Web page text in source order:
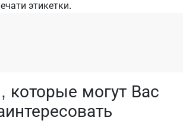
этикетки.
которые могут Вас